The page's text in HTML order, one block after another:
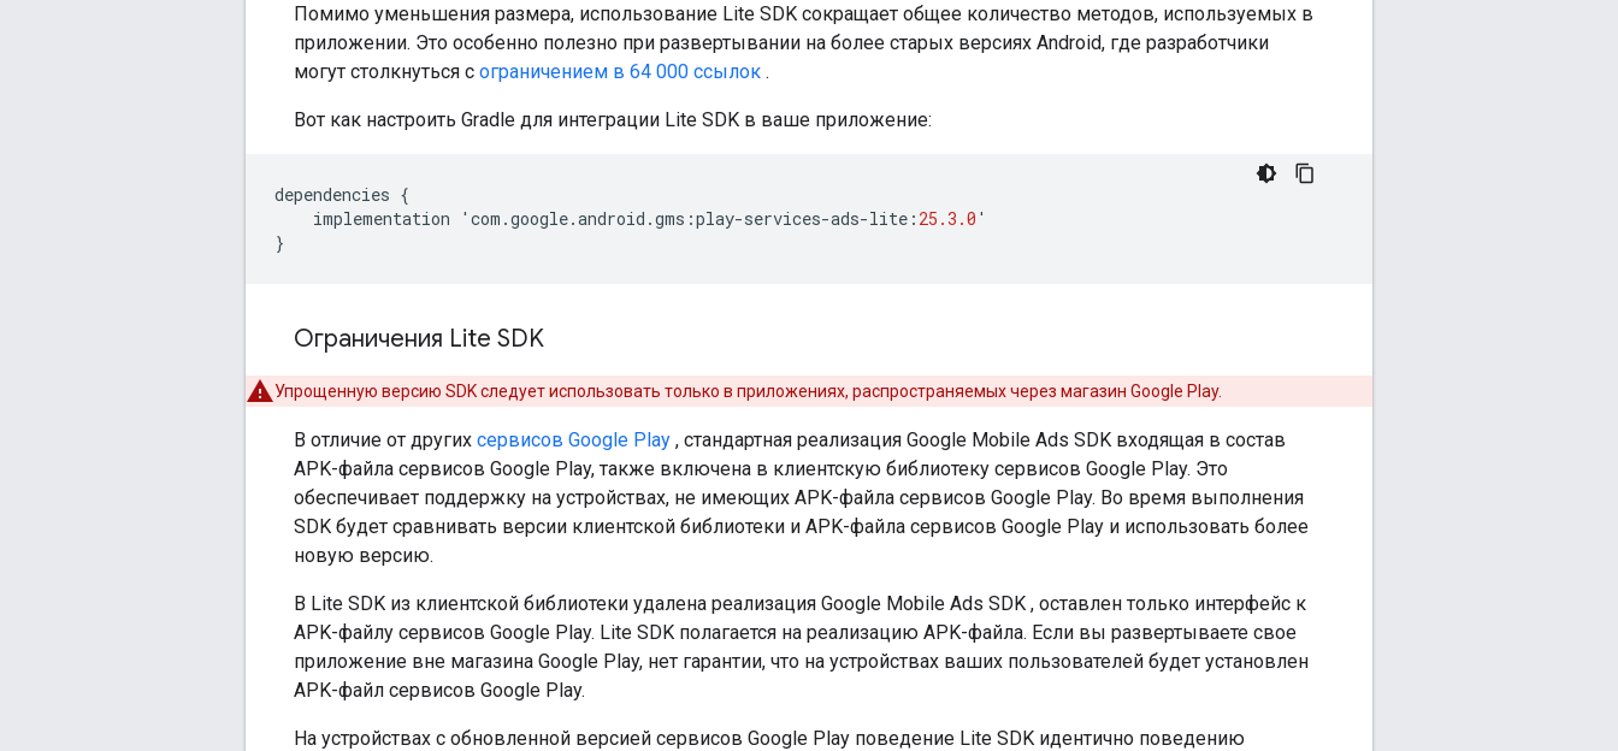
Помимо уменьшения размера, использование Lite SDK сокращает общее количество методов, используемых в
приложении. Это особенно полезно при развертывании на более старых версиях Android, где разработчики
могут столкнуться с ограничением в 64 000 ссылок .
Вот как настроить Gradle для интеграции Lite SDK в ваше приложение:
dependencies {
implementation
' com .google.android .gms :play-services-ads-lite : 25.3.0 '
}
Ограничения Lite SDK
Упрощенную версию SDK следует использовать только в приложениях, распространяемых через магазин Google Play.
В отличие от других сервисов Google Play , стандартная реализация Google Mobile Ads SDK входящая в состав
APK-файла сервисов Google Play, также включена в клиентскую библиотеку сервисов Google Play. Это
обеспечивает поддержку на устройствах, не имеющих APK-файла сервисов Google Play. Во время выполнения
SDK будет сравнивать версии клиентской библиотеки и APK-файла сервисов Google Play и использовать более
новую версию.
В Lite SDK из клиентской библиотеки удалена реализация Google Mobile Ads SDK , оставлен только интерфейс к
APK-файлу сервисов Google Play. Lite SDK полагается на реализацию APK-файла. Если вы развертываете свое
приложение вне магазина Google Play, нет гарантии, что на устройствах ваших пользователей будет установлен
APK-файл сервисов Google Play.
На устройствах с обновленной версией сервисов Google Play поведение Lite SDK идентично поведению